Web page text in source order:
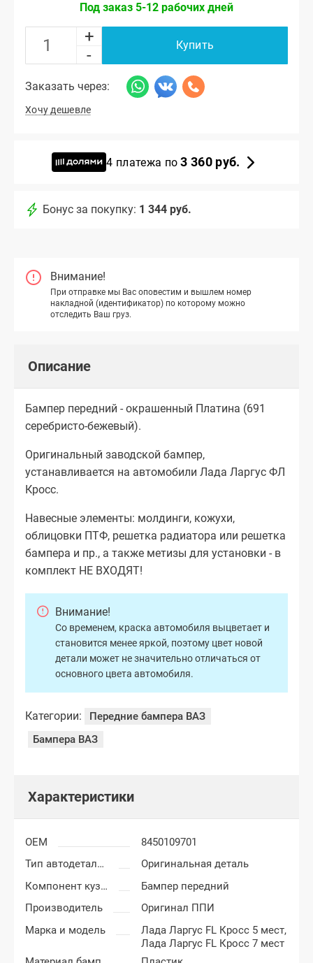
Под заказ 5-12 рабочих дней
+
-
Купить
Заказать через:
Хочу дешевле
4 платежа по3 360 руб.
Бонус за покупку: 1 344 руб.
Внимание!
При отправке мы Вас оповестим и вышлем номер
накладной (идентификатор) по которому можно
отследить Ваш груз.
Описание
Бампер передний - окрашенный Платина (691
серебристо-бежевый).
Оригинальный заводской бампер,
устанавливается на автомобили Лада Ларгус ФЛ
Кросс.
Навесные элементы: молдинги, кожухи,
облицовки ПТФ, решетка радиатора или решетка
бампера и пр., а также метизы для установки - в
комплект НЕ ВХОДЯТ!
Внимание!
Со временем, краска автомобиля выцветает и
становится менее яркой, поэтому цвет новой
детали может не значительно отличаться от
основного цвета автомобиля.
Категории:
Передние бампера ВАЗ
Бампера ВАЗ
Характеристики
OEM
8450109701
Тип автодеталей
Оригинальная деталь
Компонент кузова
Бампер передний
Производитель
Оригинал ППИ
Марка и модель
Лада Ларгус FL Кросс 5 мест,
Лада Ларгус FL Кросс 7 мест